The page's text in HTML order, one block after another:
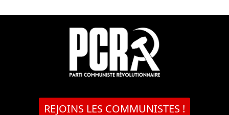
REJOINS LES COMMUNISTES !